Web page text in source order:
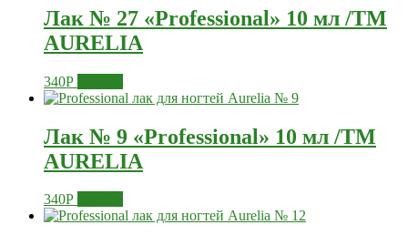
Лак № 27 «Professional» 10 мл /ТМ
AURELIA
340Р
Лак № 9 «Professional» 10 мл /ТМ
AURELIA
340Р